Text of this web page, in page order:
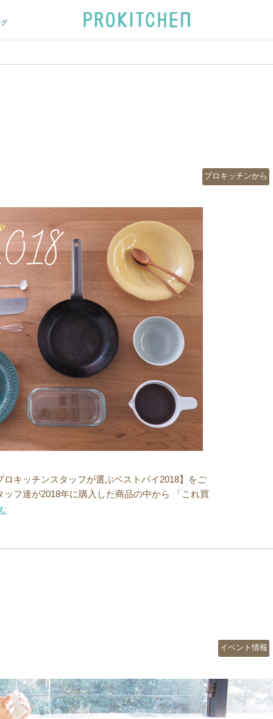
カ
テ
プロキッチンから
キッチンスタッフが選ぶベストバイ2018】をご
フ達が2018年に購入した商品の中から 「これ買
選ぶベストバイが欲しくなる理由~後篇~”の
カ
テ
リ
ー
イベント情報